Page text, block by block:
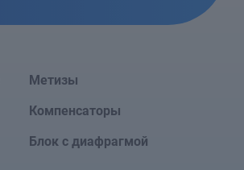
Метизы
Компенсаторы
Блок с диафрагмой